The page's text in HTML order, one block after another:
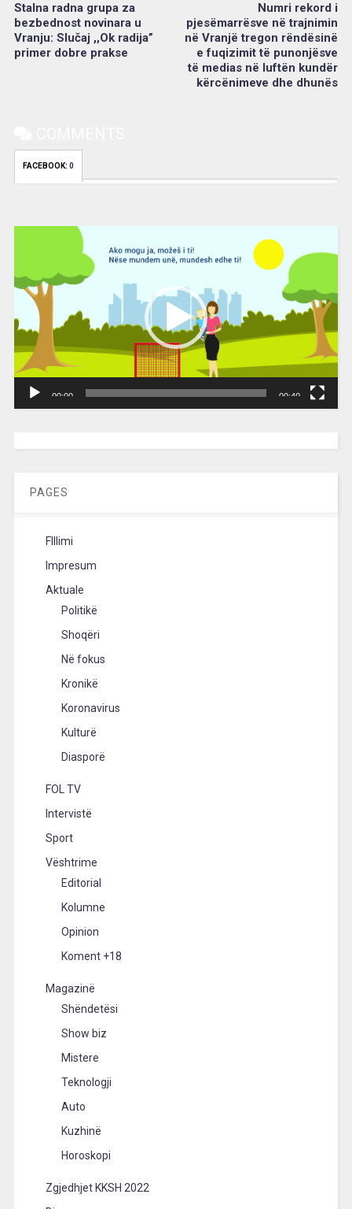
Stalna radna grupa za
bezbednost novinara u
Vranju: Slučaj ,,Ok radija”
primer dobre prakse
Numri rekord i
pjesëmarrësve në trajnimin
në Vranjë tregon rëndësinë
e fuqizimit të punonjësve
të medias në luftën kundër
kërcënimeve dhe dhunës
FACEBOOK: 0
00:00 00:40
PAGES
FIllimi
Impresum
Aktuale
Politikë
Shoqëri
Në fokus
Kronikë
Koronavirus
Kulturë
Diasporë
FOL TV
Intervistë
Sport
Vështrime
Editorial
Kolumne
Opinion
Koment +18
Magazinë
Shëndetësi
Show biz
Mistere
Teknologji
Auto
Kuzhinë
Horoskopi
Zgjedhjet KKSH 2022